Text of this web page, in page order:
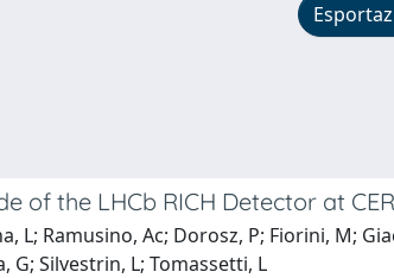
of the LHCb RICH Detector at
L; Ramusino, Ac; Dorosz, P; Fiorini, M;
G; Silvestrin, L; Tomassetti, L